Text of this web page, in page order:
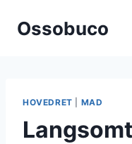
Ossobuco
HOVEDRET MAD